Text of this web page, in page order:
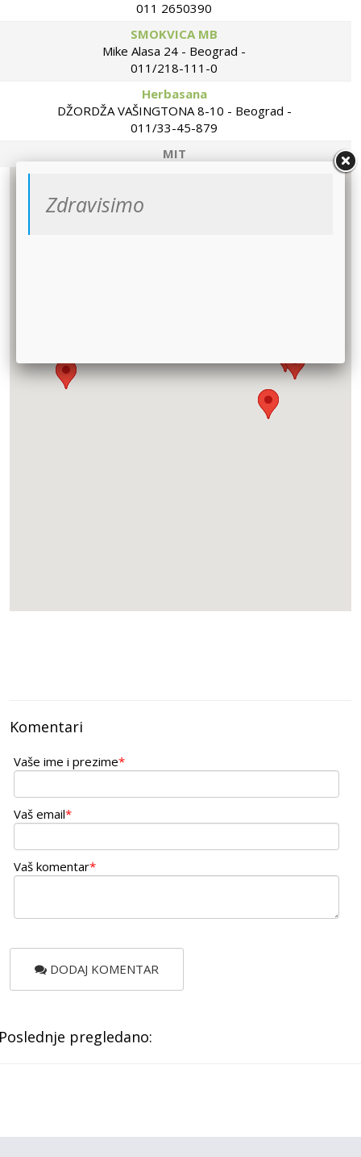
011 2650390
SMOKVICA MB
Mike Alasa 24 - Beograd -
011/218-111-0
Herbasana
DŽORDŽA VAŠINGTONA 8-10 - Beograd -
011/33-45-879
MIT
Komentari
Vaše ime i prezime*
Vaš email*
Vaš komentar*
DODAJ KOMENTAR
pregledano:
Zdravisimo